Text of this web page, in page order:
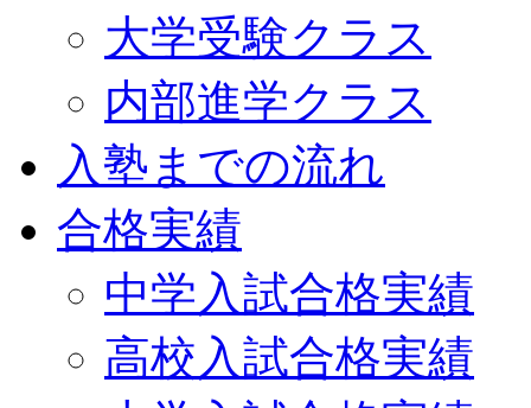
大学受験クラス
内部進学クラス
入塾までの流れ
合格実績
中学入試合格実績
高校入試合格実績